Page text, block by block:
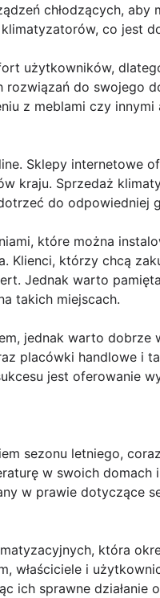
chłodzących, aby
co jest
użytkowników,
rozwiązań do swojego
z meblami czy innymi
Sklepy internetowe
kraju. Sprzedaż
do odpowiedniej
które można
Klienci, którzy chcą
Jednak warto
takich miejscach.
jednak warto dobrze
placówki handlowe i
jest oferowanie
sezonu letniego,
w swoich domach
w prawie dotyczące
która
właściciele i
ich sprawne działanie